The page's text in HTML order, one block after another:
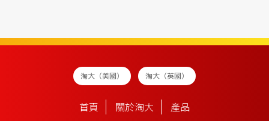
淘大（美國） 淘大（英國）
首頁 關於淘大 產品